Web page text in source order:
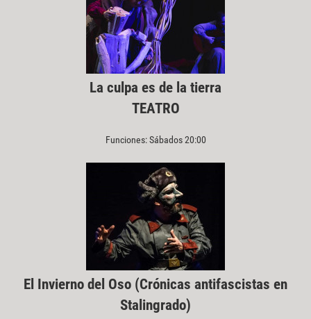
La culpa es de la tierra
TEATRO
Funciones: Sábados 20:00
El Invierno del Oso (Crónicas antifascistas en
Stalingrado)